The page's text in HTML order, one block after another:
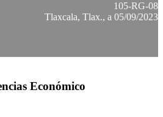
105-RG-08
Tlaxcala, Tlax., a 05/09/2023
Económico